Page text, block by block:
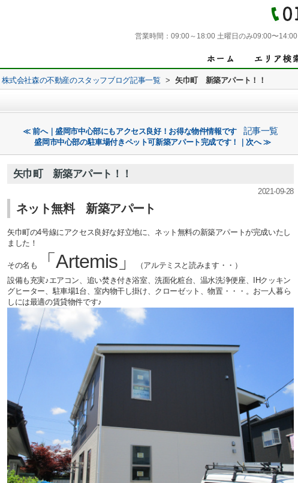
営業時間： 09:00～18:00 土曜日のみ09:00〜14:00
株式会社森の不動産のスタッフブログ記事一覧 > 矢巾町 新築アパート！！
≪ 前へ｜盛岡市中心部にもアクセス良好！お得な物件情報です 記事一覧
盛岡市中心部の駐車場付きペット可新築アパート完成です！｜次へ ≫
矢巾町 新築アパート！！
2021-09-28
ネット無料 新築アパート
矢巾町の4号線にアクセス良好な好立地に、ネット無料の新築アパートが完成いたし
ました！
その名も 「Artemis」
（アルテミスと読みます・・）
設備も充実♪エアコン、追い焚き付き浴室、洗面化粧台、温水洗浄便座、IHクッキン
グヒーター、駐車場1台、室内物干し掛け、クローゼット、物置・・・。お一人暮ら
しには最適の賃貸物件です♪